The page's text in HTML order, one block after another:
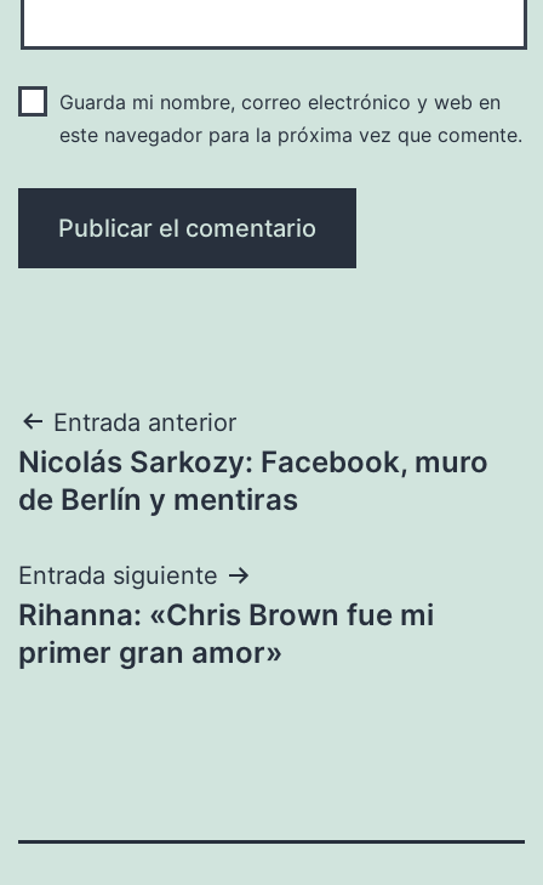
Guarda mi nombre, correo electrónico y web en
este navegador para la próxima vez que comente.
Navegación
de
Entrada anterior
Nicolás Sarkozy: Facebook, muro
de Berlín y mentiras
Entrada siguiente
Rihanna: «Chris Brown fue mi
primer gran amor»